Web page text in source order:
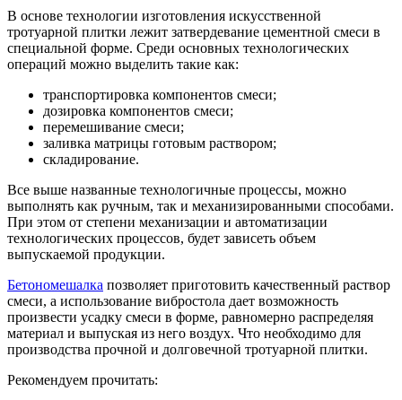
В основе технологии изготовления искусственной
тротуарной плитки лежит затвердевание цементной смеси в
специальной форме. Среди основных технологических
операций можно выделить такие как:
транспортировка компонентов смеси;
дозировка компонентов смеси;
перемешивание смеси;
заливка матрицы готовым раствором;
складирование.
Все выше названные технологичные процессы, можно
выполнять как ручным, так и механизированными способами.
При этом от степени механизации и автоматизации
технологических процессов, будет зависеть объем
выпускаемой продукции.
Бетономешалка позволяет приготовить качественный раствор
смеси, а использование вибростола дает возможность
произвести усадку смеси в форме, равномерно распределяя
материал и выпуская из него воздух. Что необходимо для
производства прочной и долговечной тротуарной плитки.
Рекомендуем прочитать: